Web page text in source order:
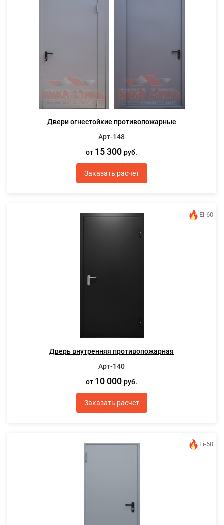
Двери огнестойкие противопожарные
Арт-148
от 15 300руб.
Заказать расчет
Ei-60
Дверь внутренняя противопожарная
Арт-140
от 10 000руб.
Заказать расчет
Ei-60